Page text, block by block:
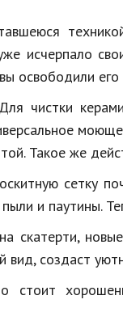
исчерпало
освободили
чистки
Такое же
сетку
и паутины.
скатерти,
вид, создаст
стоит